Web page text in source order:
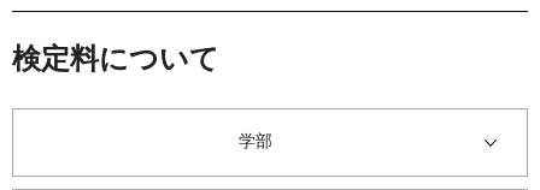
検定料について
学部